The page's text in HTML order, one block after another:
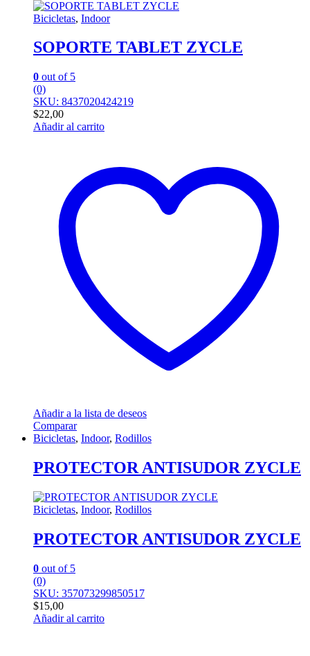
Bicicletas, Indoor
SOPORTE TABLET ZYCLE
0 out of 5
(0)
SKU: 8437020424219
$22,00
Añadir al carrito
Añadir a la lista de deseos
Comparar
Bicicletas, Indoor, Rodillos
PROTECTOR ANTISUDOR ZYCLE
Bicicletas, Indoor, Rodillos
PROTECTOR ANTISUDOR ZYCLE
0 out of 5
(0)
SKU: 357073299850517
$15,00
Añadir al carrito